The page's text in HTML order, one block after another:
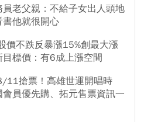
老父親：不給子女出人頭地
他就很開心
價不跌反暴漲15%創最大漲
標價：有6成上漲空間
11搶票！高雄世運開唱時
員優先購、拓元售票資訊一